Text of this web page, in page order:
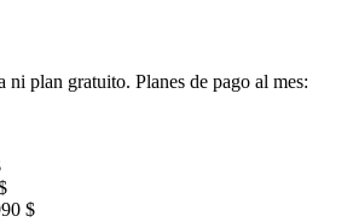
ni plan gratuito. Planes de pago al mes:
$